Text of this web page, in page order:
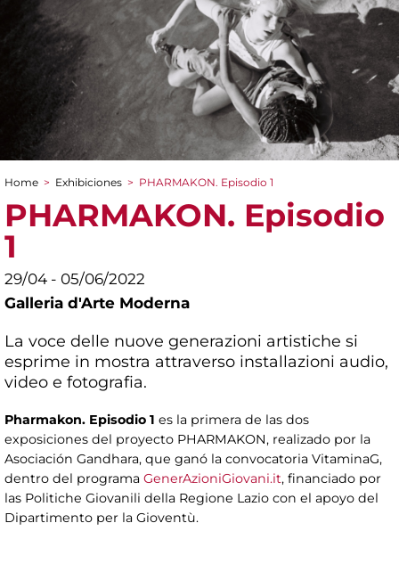
You are here
Home > Exhibiciones > PHARMAKON. Episodio 1
PHARMAKON. Episodio
1
29/04 - 05/06/2022
Galleria d'Arte Moderna
La voce delle nuove generazioni artistiche si
esprime in mostra attraverso installazioni audio,
video e fotografia.
Pharmakon. Episodio 1 es la primera de las dos
exposiciones del proyecto PHARMAKON, realizado por la
Asociación Gandhara, que ganó la convocatoria VitaminaG,
dentro del programa GenerAzioniGiovani.it, financiado por
las Politiche Giovanili della Regione Lazio con el apoyo del
Dipartimento per la Gioventù.